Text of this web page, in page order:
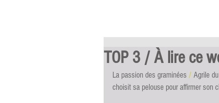
TOP 3 / À lire ce
La passion des graminées / Agrile
choisit sa pelouse pour affirmer son